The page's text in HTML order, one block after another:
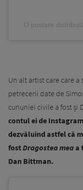
O postare
Un alt artist care care
petrecerii date de
cununiei civile a fost și
contul ei de
dezvăluind astfel că
fostDragostea mea a
Dan Bittman.